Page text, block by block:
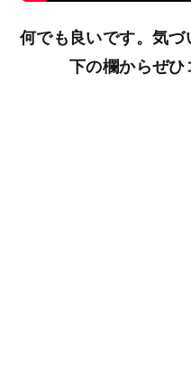
何でも良いです。気づ
下の欄からぜひ